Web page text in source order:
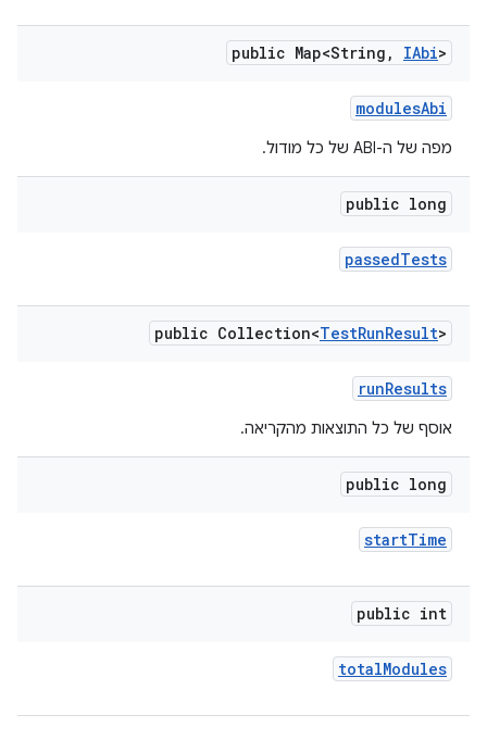
public Map<String , IAbi>
modulesAbi
מפה של ה-ABI של כל מודול.
public long
passedTests
public Collection<TestRunResult>
runResults
אוסף של כל התוצאות מהקריאה.
public long
startTime
public int
totalModules